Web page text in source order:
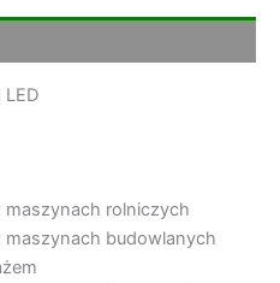
rolniczych
budowlanych